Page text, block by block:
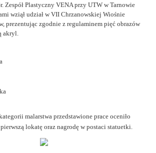
Zespół Plastyczny VENA przy UTW w Tarnowie
wziął udział w VII Chrzanowskiej Wiośnie
prezentując zgodnie z regulaminem pięć obrazów
akryl.
malarstwa przedstawione prace oceniło
lokatę oraz nagrodę w postaci statuetki.